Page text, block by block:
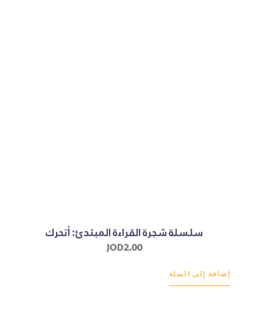
سلسلة شجرة القراءة المبتدئ: أتحرك
JOD2.00
إضافة إلى السلة